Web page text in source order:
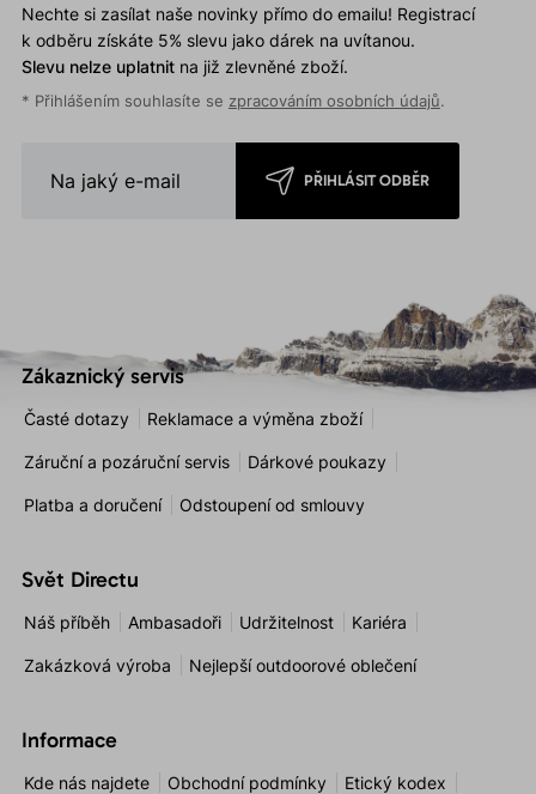
Nechte si zasílat naše novinky přímo do emailu! Registrací
k odběru získáte 5% slevu jako dárek na uvítanou.
Slevu nelze uplatnitna již zlevněné zboží.
* Přihlášením souhlasíte se zpracováním osobních údajů.
PŘIHLÁSIT ODBĚR
Zákaznický servis
Časté dotazy Reklamace a výměna zboží
Záruční a pozáruční servis Dárkové poukazy
Platba a doručení Odstoupení od smlouvy
Svět Directu
Náš příběh Ambasadoři Udržitelnost Kariéra
Zakázková výroba Nejlepší outdoorové oblečení
Informace
Kde nás najdete Obchodní podmínky Etický kodex